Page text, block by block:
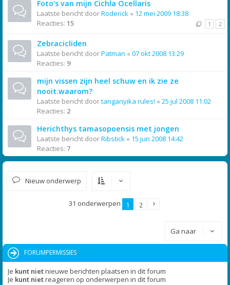
Foto's van mijn Cichla Ocellaris
Laatste bericht doorRoderick « 12 mei 2009 18:38
Reacties: 15 1 2
Zebracicliden
Laatste bericht doorPatman « 07 okt 2008 13:29
Reacties: 9
mijn vissen zijn heel schuw en ik zie ze
nooit.waarom?
Laatste bericht doortanganyika rules! « 25 jul 2008 11:02
Reacties: 2
Herichthys tamasopoensis met jongen
Laatste bericht doorRibstick « 15 jun 2008 14:42
Reacties: 7
Nieuw onderwerp
31 onderwerpen 1 2
Ga naar
FORUMPERMISSIES
Je kunt nietnieuwe berichten plaatsen in dit forum
Je kunt nietreageren op onderwerpen in dit forum